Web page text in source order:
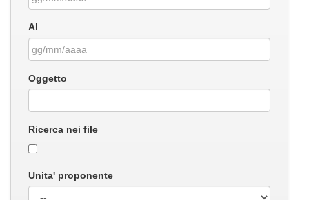
Al
Oggetto
Ricerca nei file
Unita' proponente